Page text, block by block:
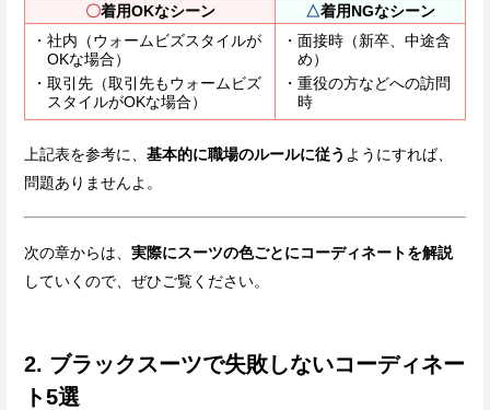
〇着用OKなシーン △着用NGなシーン
社内（ウォームビズスタイルが
OKな場合）
取引先（取引先もウォームビズ
スタイルがOKな場合）
面接時（新卒、中途含
め）
重役の方などへの訪問
時
上記表を参考に、 基本的に職場のルールに従う ようにすれば、
問題ありませんよ。
次の章からは、 実際にスーツの色ごとにコーディネートを解説
していくので、ぜひご覧ください。
2. ブラックスーツで失敗しないコーディネー
ト5選